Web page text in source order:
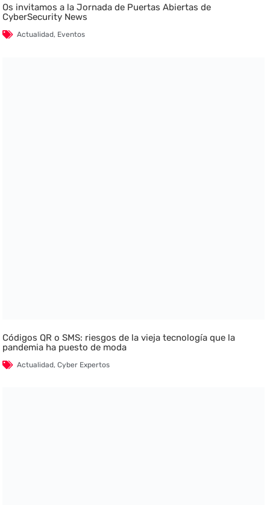
Os invitamos a la Jornada de Puertas Abiertas de
CyberSecurity News
Actualidad, Eventos
Códigos QR o SMS: riesgos de la vieja tecnología que la
pandemia ha puesto de moda
Actualidad,Cyber Expertos